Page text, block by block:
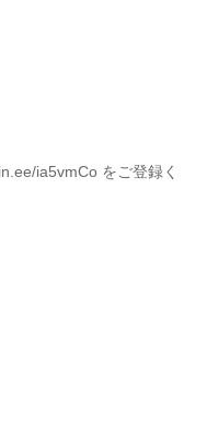
ia5vmCo をご登録く